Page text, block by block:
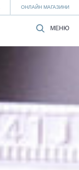
ОНЛАЙН МАГАЗИНИ
МЕНЮ